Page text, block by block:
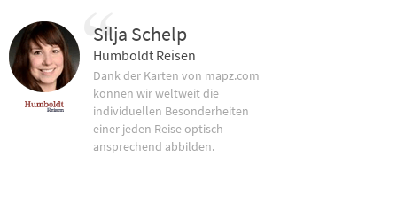
Silja Schelp
Humboldt Reisen
Dank der Karten von mapz.com
können wir weltweit die
individuellen Besonderheiten
einer jeden Reise optisch
ansprechend abbilden.